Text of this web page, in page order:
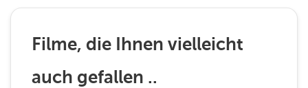
Filme, die Ihnen vielleicht
auch gefallen ..